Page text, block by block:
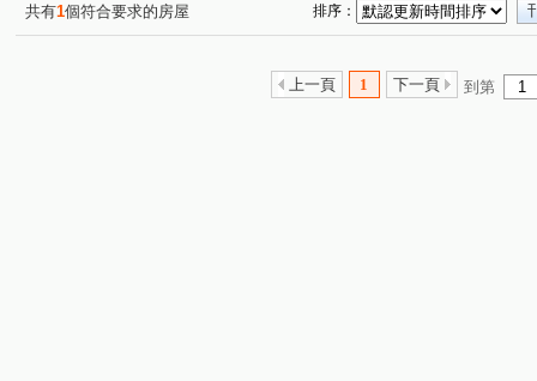
共有1個符合要求的房屋 排序：
上一頁 1 下一頁 到第